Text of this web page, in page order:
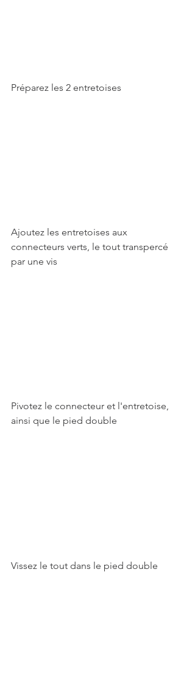
Préparez les 2 entretoises
Ajoutez les entretoises aux
connecteurs verts, le tout transpercé
par une vis
Pivotez le connecteur et l'entretoise,
ainsi que le pied double
Vissez le tout dans le pied double